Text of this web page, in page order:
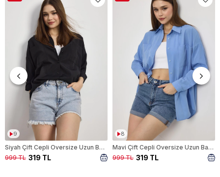
9
Siyah Çift Cepli Oversize Uzun Basic Gömlek TCR 6256A
319 TL
999 TL
8
Mavi Çift Cepli Oversize Uzun Basic Gömlek TCR 6256A
319 TL
999 TL